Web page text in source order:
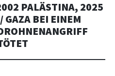
PALÄSTINA, 2025
GAZA BEI EINEM